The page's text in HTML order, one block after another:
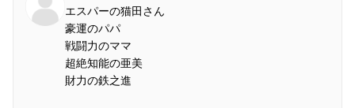
エスパーの猫田さん
豪運のパパ
戦闘力のママ
超絶知能の亜美
財力の鉄之進